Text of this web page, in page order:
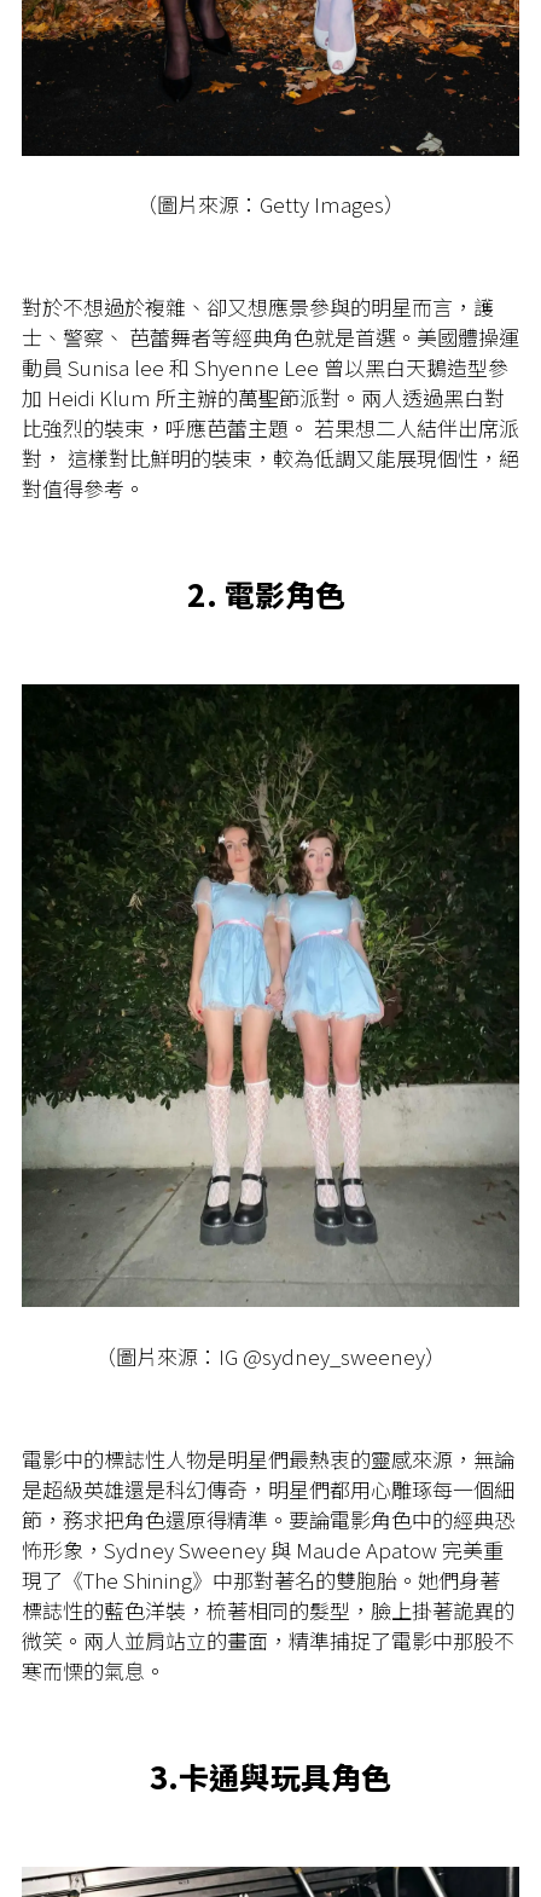
（圖片來源：Getty Images）
對於不想過於複雜、卻又想應景參與的明星而言，護
士、警察、 芭蕾舞者等經典角色就是首選。美國體操運
動員 Sunisa lee 和 Shyenne Lee 曾以黑白天鵝造型參
加 Heidi Klum 所主辦的萬聖節派對。兩人透過黑白對
比強烈的裝束，呼應芭蕾主題。 若果想二人結伴出席派
對， 這樣對比鮮明的裝束，較為低調又能展現個性，絕
對值得參考。
2. 電影角色
（圖片來源：IG @sydney_sweeney）
電影中的標誌性人物是明星們最熱衷的靈感來源，無論
是超級英雄還是科幻傳奇，明星們都用心雕琢每一個細
節，務求把角色還原得精準。要論電影角色中的經典恐
怖形象，Sydney Sweeney 與 Maude Apatow 完美重
現了《The Shining》中那對著名的雙胞胎。她們身著
標誌性的藍色洋裝，梳著相同的髮型，臉上掛著詭異的
微笑。兩人並肩站立的畫面，精準捕捉了電影中那股不
寒而慄的氣息。
3.卡通與玩具角色